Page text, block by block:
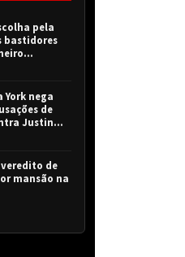
pela
bastidores
York nega
de
Justin
de
mansão na